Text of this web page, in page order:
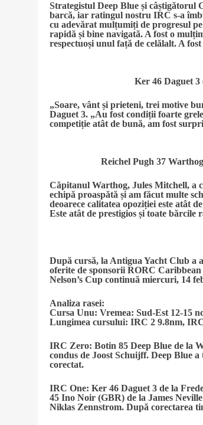
Strategistul Deep Blue și câștigătorul
barcă, iar ratingul nostru IRC s-a
cu adevărat mulțumiți de progresul
rapidă și bine navigată. A fost o
respectuoși unul față de celălalt. A
Ker 46 Daguet
„Soare, vânt și prieteni, trei motive
Daguet 3. „Au fost condiții foarte
competiție atât de bună, am fost
Reichel Pugh 37
Căpitanul Warthog, Jules Mitchell, a
echipă proaspătă și am făcut multe
deoarece calitatea opoziției este atât
Este atât de prestigios și toate bărcile
După cursă, la Antigua Yacht Club a
oferite de sponsorii RORC
Nelson’s Cup continuă miercuri, 14
Analiza rasei:
Cursa Unu: Vremea: Sud-Est 12-15
Lungimea cursului: IRC 2 9.8nm,
IRC Zero: Botin 85 Deep Blue de la
condus de Joost Schuijff. Deep Blue
corectat.
IRC One: Ker 46 Daguet 3 de la
45 Ino Noir (GBR) de la James
Niklas Zennstrom. După corectarea